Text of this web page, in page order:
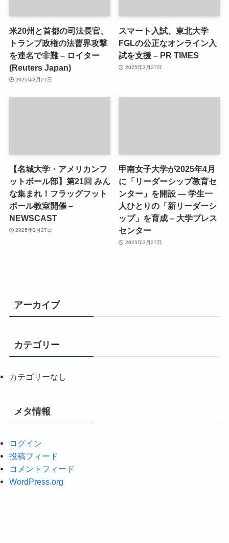
米20州と首都の司法長官、
トランプ政権の法曹界攻撃
を連名で非難 – ロイター
(Reuters Japan)
2025年3月27日
スマート入試、東北大学
FGLの公正なオンライン入
試を支援 – PR TIMES
2025年3月27日
【名城大学・アメリカンフ
ットボール部】第21回 みん
な集まれ！フラッグフット
ボール教室開催 –
NEWSCAST
2025年3月27日
甲南女子大学が2025年4月
に「リーダーシップ教育セ
ンター」を開設 ― 学生一
人ひとりの「新リーダーシ
ップ」を育成 – 大学プレス
センター
2025年3月27日
アーカイブ
カテゴリー
カテゴリーなし
メタ情報
ログイン
投稿フィード
コメントフィード
WordPress.org